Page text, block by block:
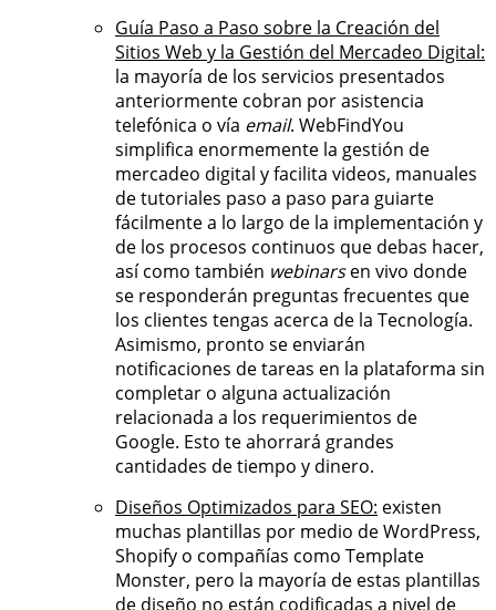
Guía Paso a Paso sobre la Creación del
Sitios Web y la Gestión del Mercadeo Digital:
la mayoría de los servicios presentados
anteriormente cobran por asistencia
telefónica o vía email. WebFindYou
simplifica enormemente la gestión de
mercadeo digital y facilita videos, manuales
de tutoriales paso a paso para guiarte
fácilmente a lo largo de la implementación y
de los procesos continuos que debas hacer,
así como también webinarsen vivo donde
se responderán preguntas frecuentes que
los clientes tengas acerca de la Tecnología.
Asimismo, pronto se enviarán
notificaciones de tareas en la plataforma sin
completar o alguna actualización
relacionada a los requerimientos de
Google. Esto te ahorrará grandes
cantidades de tiempo y dinero.
Diseños Optimizados para SEO: existen
muchas plantillas por medio de WordPress,
Shopify o compañías como Template
Monster, pero la mayoría de estas plantillas
de diseño no están codificadas a nivel de